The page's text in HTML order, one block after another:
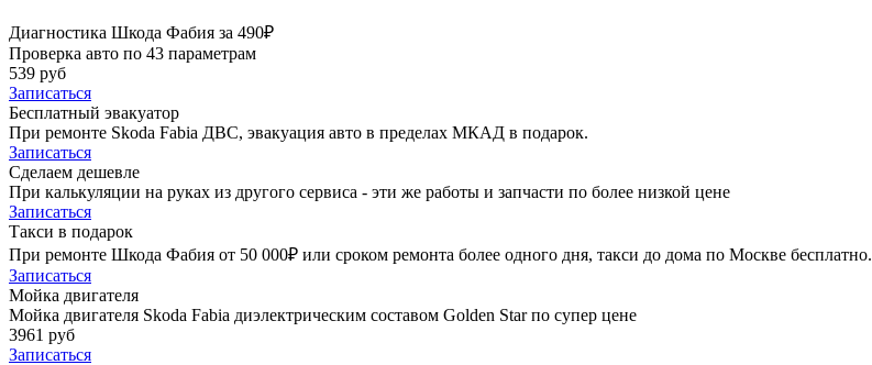
Диагностика Шкода Фабия за 490₽
Проверка авто по 43 параметрам
539 руб
Записаться
Бесплатный эвакуатор
При ремонте Skoda Fabia ДВС, эвакуация авто в пределах МКАД в подарок.
Записаться
Сделаем дешевле
При калькуляции на руках из другого сервиса - эти же работы и запчасти по более низкой цене
Записаться
Такси в подарок
При ремонте Шкода Фабия от 50 000₽ или сроком ремонта более одного дня, такси до дома по Москве бесплатно.
Записаться
Мойка двигателя
Мойка двигателя Skoda Fabia диэлектрическим составом Golden Star по супер цене
3961 руб
Записаться